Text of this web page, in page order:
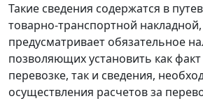
Такие сведения содержатся в
товарно-транспортной
предусматривает обязательное
позволяющих установить как
перевозке, так и сведения,
осуществления расчетов за